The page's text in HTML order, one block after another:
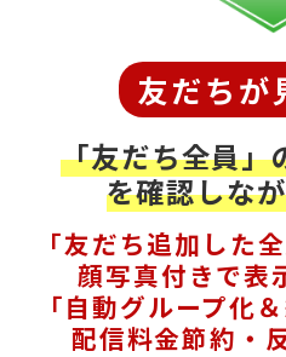
友だちが
「友だち全員」
を確認しな
「友だち追加した
顔写真付きで表
「自動グループ化
配信料金節約・